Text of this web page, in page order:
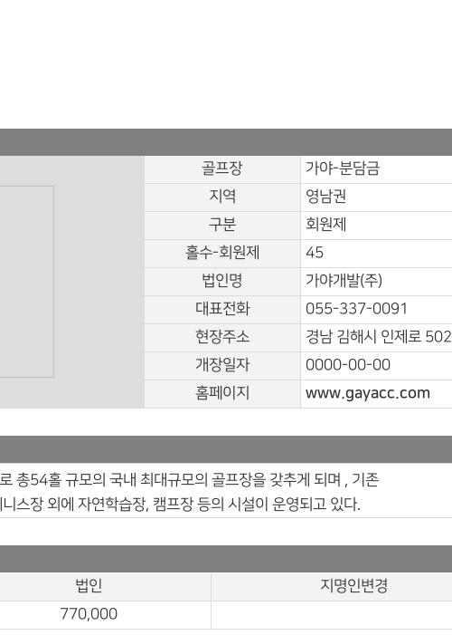
골프장
가야-분담금
지역
영남권
구분
회원제
홀수-회원제
45
법인명
가야개발(주)
대표전화
055-337-0091
현장주소
경남 김해시 인제로 502
개장일자
0000-00-00
홈페이지
www.gayacc.com
총54홀 규모의 국내 최대규모의 골프장을 갖추게 되며 , 기존
스장 외에 자연학습장, 캠프장 등의 시설이 운영되고 있다.
법인 지명인변경
770,000